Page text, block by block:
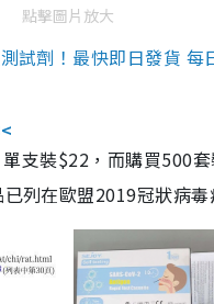
點擊圖片放大
試劑！最快即日發貨 每
支裝$22，而購買500
列在歐盟2019冠狀病毒